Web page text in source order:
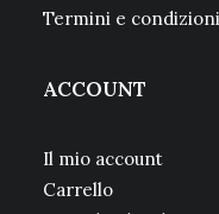
Termini e condizioni
ACCOUNT
Il mio account
Carrello